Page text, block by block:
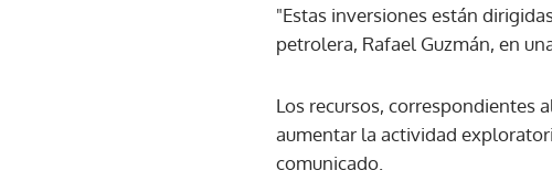
"Estas inversiones están
petrolera, Rafael Guzmán, en
Los recursos, correspondientes
aumentar la actividad
comunicado.